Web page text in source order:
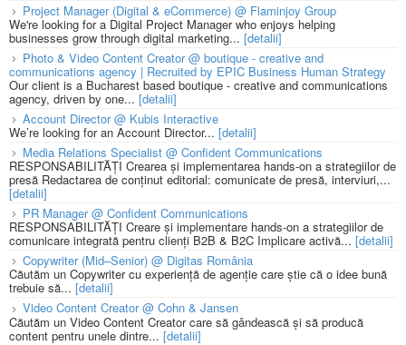
Project Manager (Digital & eCommerce) @ Flaminjoy Group
We're looking for a Digital Project Manager who enjoys helping
businesses grow through digital marketing... [detalii]
Photo & Video Content Creator @ boutique - creative and
communications agency | Recruited by EPIC Business Human Strategy
Our client is a Bucharest based boutique - creative and communications
agency, driven by one... [detalii]
Account Director @ Kubis Interactive
We’re looking for an Account Director... [detalii]
Media Relations Specialist @ Confident Communications
RESPONSABILITĂȚI Crearea și implementarea hands-on a strategiilor de
presă Redactarea de conținut editorial: comunicate de presă, interviuri,...
[detalii]
PR Manager @ Confident Communications
RESPONSABILITĂȚI Creare și implementare hands-on a strategiilor de
comunicare integrată pentru clienți B2B & B2C Implicare activă... [detalii]
Copywriter (Mid–Senior) @ Digitas România
Căutăm un Copywriter cu experiență de agenție care știe că o idee bună
trebuie să... [detalii]
Video Content Creator @ Cohn & Jansen
Căutăm un Video Content Creator care să gândească și să producă
content pentru unele dintre... [detalii]